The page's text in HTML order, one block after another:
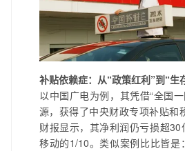
补贴依赖症：从“政策红利”到“生
以中国广电为例，其凭借“全国
源，获得了中央财政专项补贴和
财报显示，其净利润仍亏损超
移动的1/10。类似案例比比皆是